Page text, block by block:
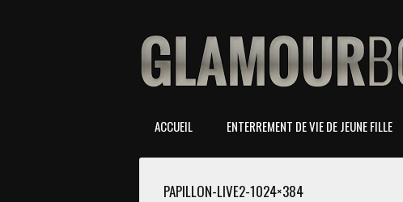
ACCUEIL ENTERREMENT DE VIE DE JEUNE FILLE
PAPILLON-LIVE2-1024×384